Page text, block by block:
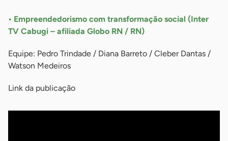
• Empreendedorismo com transformação social (Inter
TV Cabugi – afiliada Globo RN / RN)
Equipe: Pedro Trindade / Diana Barreto / Cleber Dantas /
Watson Medeiros
Link da publicação